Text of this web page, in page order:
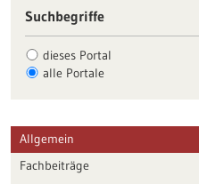
Suchbegriffe
dieses Portal
alle Portale
Allgemein
Fachbeiträge